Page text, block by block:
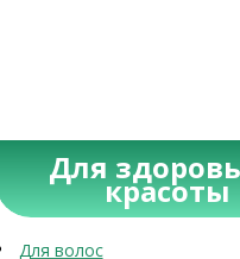
Для
красоты
Для волос